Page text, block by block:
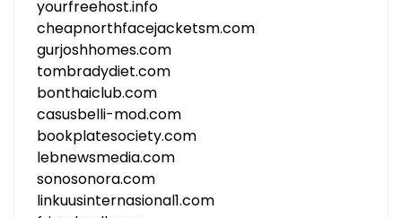
yourfreehost.info
cheapnorthfacejacketsm.com
gurjoshhomes.com
tombradydiet.com
bonthaiclub.com
casusbelli-mod.com
bookplatesociety.com
lebnewsmedia.com
sonosonora.com
linkuusinternasional1.com